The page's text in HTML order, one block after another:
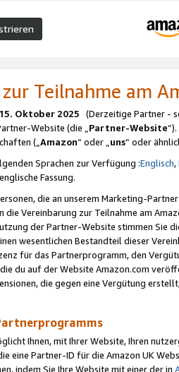
Teilnahme am
15. Oktober 2025 (Derzeitige Partner -
Website (die „Partner-Website
(„Amazon“ oder „uns“ oder
Sprachen zur Verfügung :Englisch,
Fassung.
die an unserem Marketing-
die Vereinbarung zur Teilnahme am
der Partner-Website stimmen Sie
wesentlichen Bestandteil dieser
für das Partnerprogramm, den
du auf der Website Amazon.com
die gegen eine Vergütung
Ihnen, mit Ihrer Website, Ihren
eine Partner-ID für die Amazon UK
indem Sie Ihre Website mit einer der in